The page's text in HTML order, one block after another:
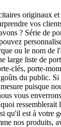
originaux
vos
? Série de
ou le nom de
large liste de
clés, porte-
du public.
puisque
vous
qu'il est à votre
nos produits,